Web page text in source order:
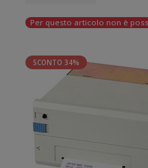
Per questo articolo non è
SCONTO 34%